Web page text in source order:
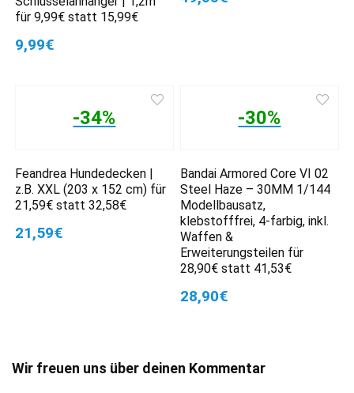
für 9,99€ statt 15,99€
9,99€
-34%
Feandrea Hundedecken |
z.B. XXL (203 x 152 cm) für
21,59€ statt 32,58€
21,59€
-30%
Bandai Armored Core VI 02
Steel Haze – 30MM 1/144
Modellbausatz,
klebstofffrei, 4-farbig, inkl.
Waffen &
Erweiterungsteilen für
28,90€ statt 41,53€
28,90€
Wir freuen uns über deinen Kommentar